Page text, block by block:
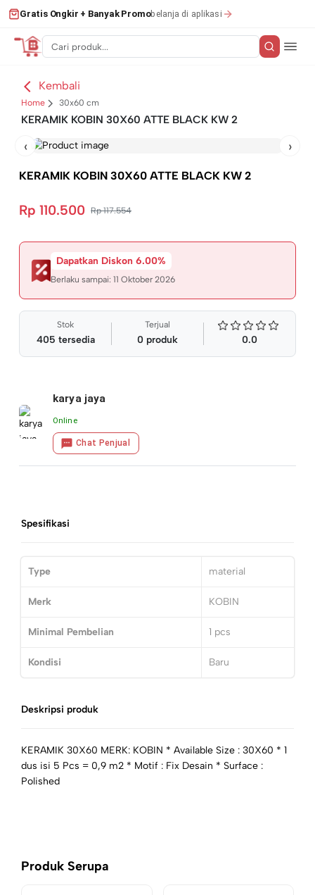
Gratis Ongkir + Banyak Promobelanja di aplikasi
Kembali
Home 30x60 cm
KERAMIK KOBIN 30X60 ATTE BLACK KW 2
‹ ›
KERAMIK KOBIN 30X60 ATTE BLACK KW 2
Rp 110.500 Rp 117.554
Dapatkan Diskon 6.00%
Berlaku sampai: 11 Oktober 2026
Stok
405 tersedia
Terjual
0 produk 0.0
karya jaya
Online
Chat Penjual
Spesifikasi
Type material
Merk KOBIN
Minimal Pembelian 1 pcs
Kondisi Baru
Deskripsi produk
KERAMIK 30X60 MERK: KOBIN * Available Size : 30X60 * 1
dus isi 5 Pcs = 0,9 m2 * Motif : Fix Desain * Surface :
Polished
Produk Serupa